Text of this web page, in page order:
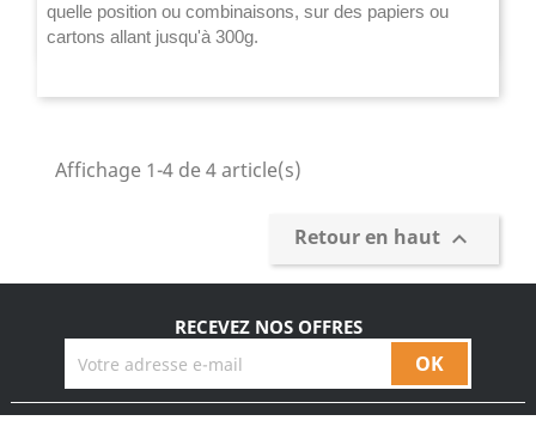
quelle position ou combinaisons, sur des papiers ou
cartons allant jusqu'à 300g.
Affichage 1-4 de 4 article(s)
Retour en haut 
RECEVEZ NOS OFFRES